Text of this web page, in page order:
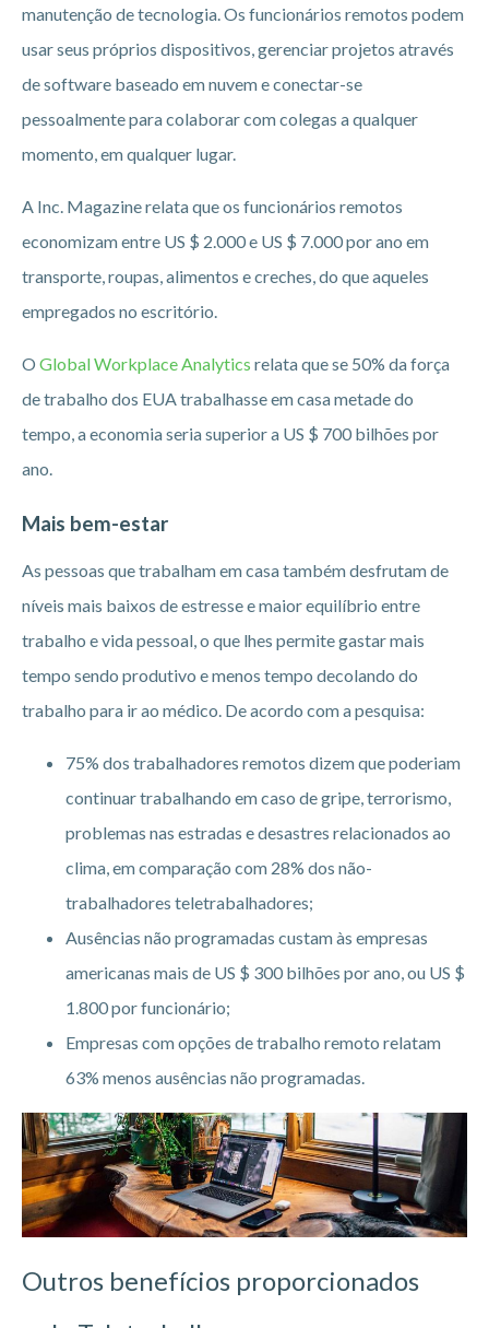
manutenção de tecnologia. Os funcionários remotos podem
usar seus próprios dispositivos, gerenciar projetos através
de software baseado em nuvem e conectar-se
pessoalmente para colaborar com colegas a qualquer
momento, em qualquer lugar.
A Inc. Magazine relata que os funcionários remotos
economizam entre US $ 2.000 e US $ 7.000 por ano em
transporte, roupas, alimentos e creches, do que aqueles
empregados no escritório.
O Global Workplace Analytics relata que se 50% da força
de trabalho dos EUA trabalhasse em casa metade do
tempo, a economia seria superior a US $ 700 bilhões por
ano.
Mais bem-estar
As pessoas que trabalham em casa também desfrutam de
níveis mais baixos de estresse e maior equilíbrio entre
trabalho e vida pessoal, o que lhes permite gastar mais
tempo sendo produtivo e menos tempo decolando do
trabalho para ir ao médico. De acordo com a pesquisa:
75% dos trabalhadores remotos dizem que poderiam
continuar trabalhando em caso de gripe, terrorismo,
problemas nas estradas e desastres relacionados ao
clima, em comparação com 28% dos não-
trabalhadores teletrabalhadores;
Ausências não programadas custam às empresas
americanas mais de US $ 300 bilhões por ano, ou US $
1.800 por funcionário;
Empresas com opções de trabalho remoto relatam
63% menos ausências não programadas.
Outros benefícios proporcionados